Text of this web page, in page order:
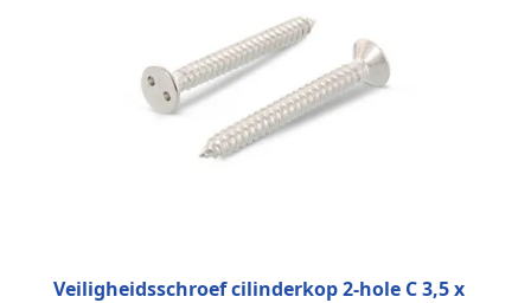
Veiligheidsschroef cilinderkop 2-hole C 3,5 x